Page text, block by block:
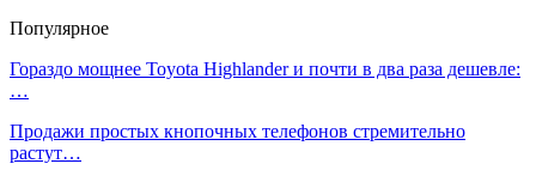
Популярное
Гораздо мощнее Toyota Highlander и почти в два раза дешевле:
…
Продажи простых кнопочных телефонов стремительно
растут…